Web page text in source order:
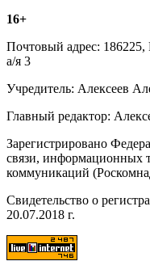
16+
Почтовый адрес: 186225,
а/я 3
Учредитель: Алексеев
Главный редактор:
Зарегистрировано
связи, информационных
коммуникаций
Свидетельство о
20.07.2018 г.